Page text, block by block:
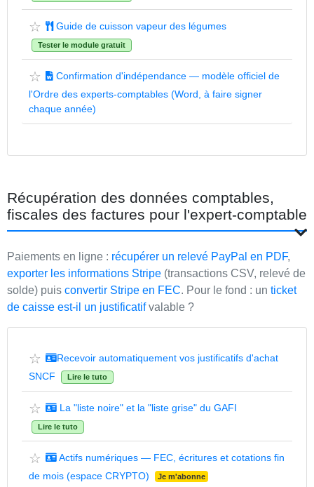
☆ Guide de cuisson vapeur des légumes
Tester le module gratuit
☆
Confirmation d'indépendance — modèle officiel de
l'Ordre des experts-comptables (Word, à faire signer
chaque année)
Récupération des données comptables,
fiscales des factures pour l'expert-comptable
Paiements en ligne : récupérer un relevé PayPal en PDF,
exporter les informations Stripe (transactions CSV, relevé de
solde) puis convertir Stripe en FEC. Pour le fond : un ticket
de caisse est-il un justificatifvalable ?
☆
Recevoir automatiquement vos justificatifs d'achat
SNCF
Lire le tuto
☆ La "liste noire" et la "liste grise" du GAFI
Lire le tuto
☆
Actifs numériques — FEC, écritures et cotations fin
de mois (espace CRYPTO)
Je m'abonne